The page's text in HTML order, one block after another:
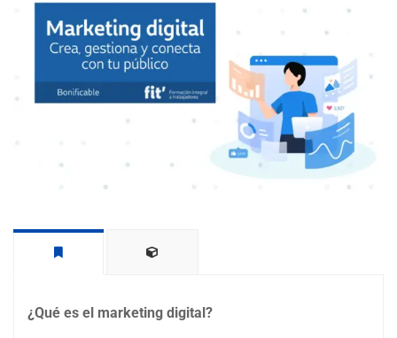
¿Qué es el marketing digital?